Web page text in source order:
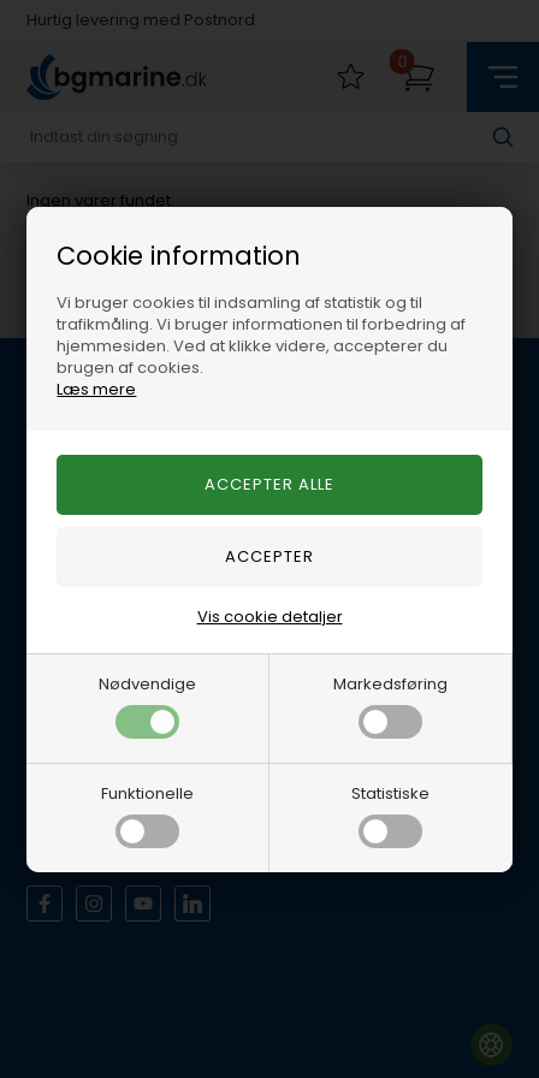
Cookie information
Vi bruger cookies til indsamling af statistik og til
trafikmåling. Vi bruger informationen til forbedring af
hjemmesiden. Ved at klikke videre, accepterer du
brugen af cookies.
Læs mere
Nødvendige Markedsføring
Funktionelle Statistiske
Vis cookie detaljer
Hurtig levering med Postnord
Hurtig levering med Postnord
0
Ingen varer fundet
BG Marine
Åbningstider
Man-Tor 8-12 & 12.30-16.00
Fredag 8-12 & 12.30-15.30
Lukket Lørdage/Søndag samt alle Helligdage.
Det er muligt at afhente varer i vores fysiske butik efter aftale.
Sociale medier